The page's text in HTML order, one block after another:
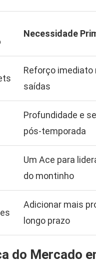
Necessidade
Reforço imediato
saídas
Profundidade e
pós-temporada
Um Ace para
do montinho
Adicionar mais
longo prazo
do Mercado